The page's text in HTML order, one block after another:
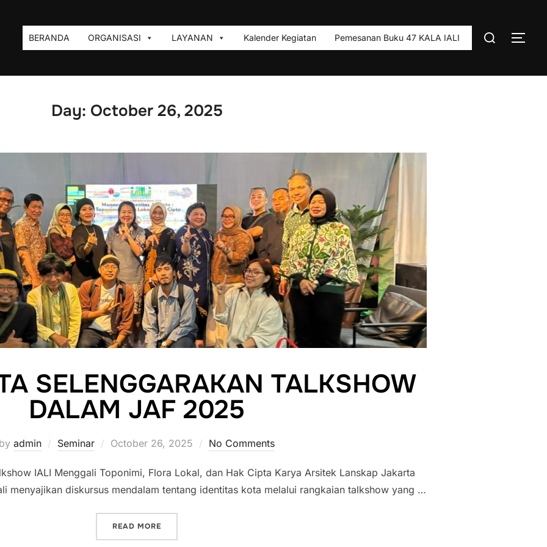
BERANDA ORGANISASI LAYANAN Kalender Kegiatan Pemesanan Buku 47 KALA IALI
Search
Day: October 26, 2025
SELENGGARAKAN TALKSHOW
DALAM JAF 2025
by admin Seminar
Posted
October 26, 2025 No Comments
IALI Menggali Toponimi, Flora Lokal, dan Hak Cipta Karya Arsitek Lanskap Jakarta
menyajikan diskursus mendalam tentang identitas kota melalui rangkaian talkshow yang …
READ MORE